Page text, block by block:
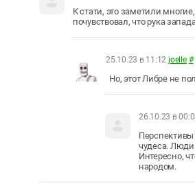
К стати, это заметили
почувствовал, что рука
25.10.23 в 11:12 joelle #
Но, этот Либре не
26.10.23 в
Перспективы
чудеса.
Интересно,
народом.